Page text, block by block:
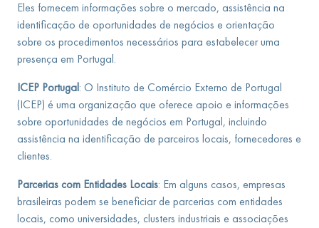
Eles fornecem informações sobre o mercado, assistência na
identificação de oportunidades de negócios e orientação
sobre os procedimentos necessários para estabelecer uma
presença em Portugal.
ICEP Portugal: O Instituto de Comércio Externo de Portugal
(ICEP) é uma organização que oferece apoio e informações
sobre oportunidades de negócios em Portugal, incluindo
assistência na identificação de parceiros locais, fornecedores e
clientes.
Parcerias com Entidades Locais: Em alguns casos, empresas
brasileiras podem se beneficiar de parcerias com entidades
locais, como universidades, clusters industriais e associações